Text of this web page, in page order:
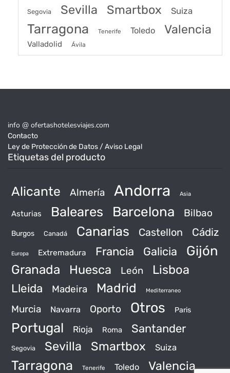
Segovia Sevilla Smartbox Suiza
Tarragona Tenerife Toledo Valencia
Valladolid Ávila
info @ ofertashotelesviajes.com
Contacto
Ley de Protección de Datos / Aviso Legal
Etiquetas del producto
Alicante Almería Andorra Asia
Asturias Baleares Barcelona Bilbao
Burgos Canadá Canarias Castellon Cádiz
Europa Extremadura Francia Galicia Gijón
Granada Huesca León Lisboa
Lleida Madeira Madrid Mediterraneo
Murcia Navarra Oporto Otros Paris
Portugal Rioja Roma Santander
Segovia Sevilla Smartbox Suiza
Tarragona Tenerife Toledo Valencia